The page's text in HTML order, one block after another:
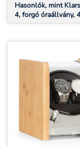
Hasonlók, mint
4, forgó óraállvány,
sebesség, 4